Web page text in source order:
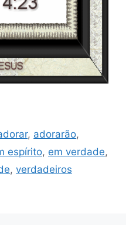
, adorarão,
espírito, em verdade,
, verdadeiros